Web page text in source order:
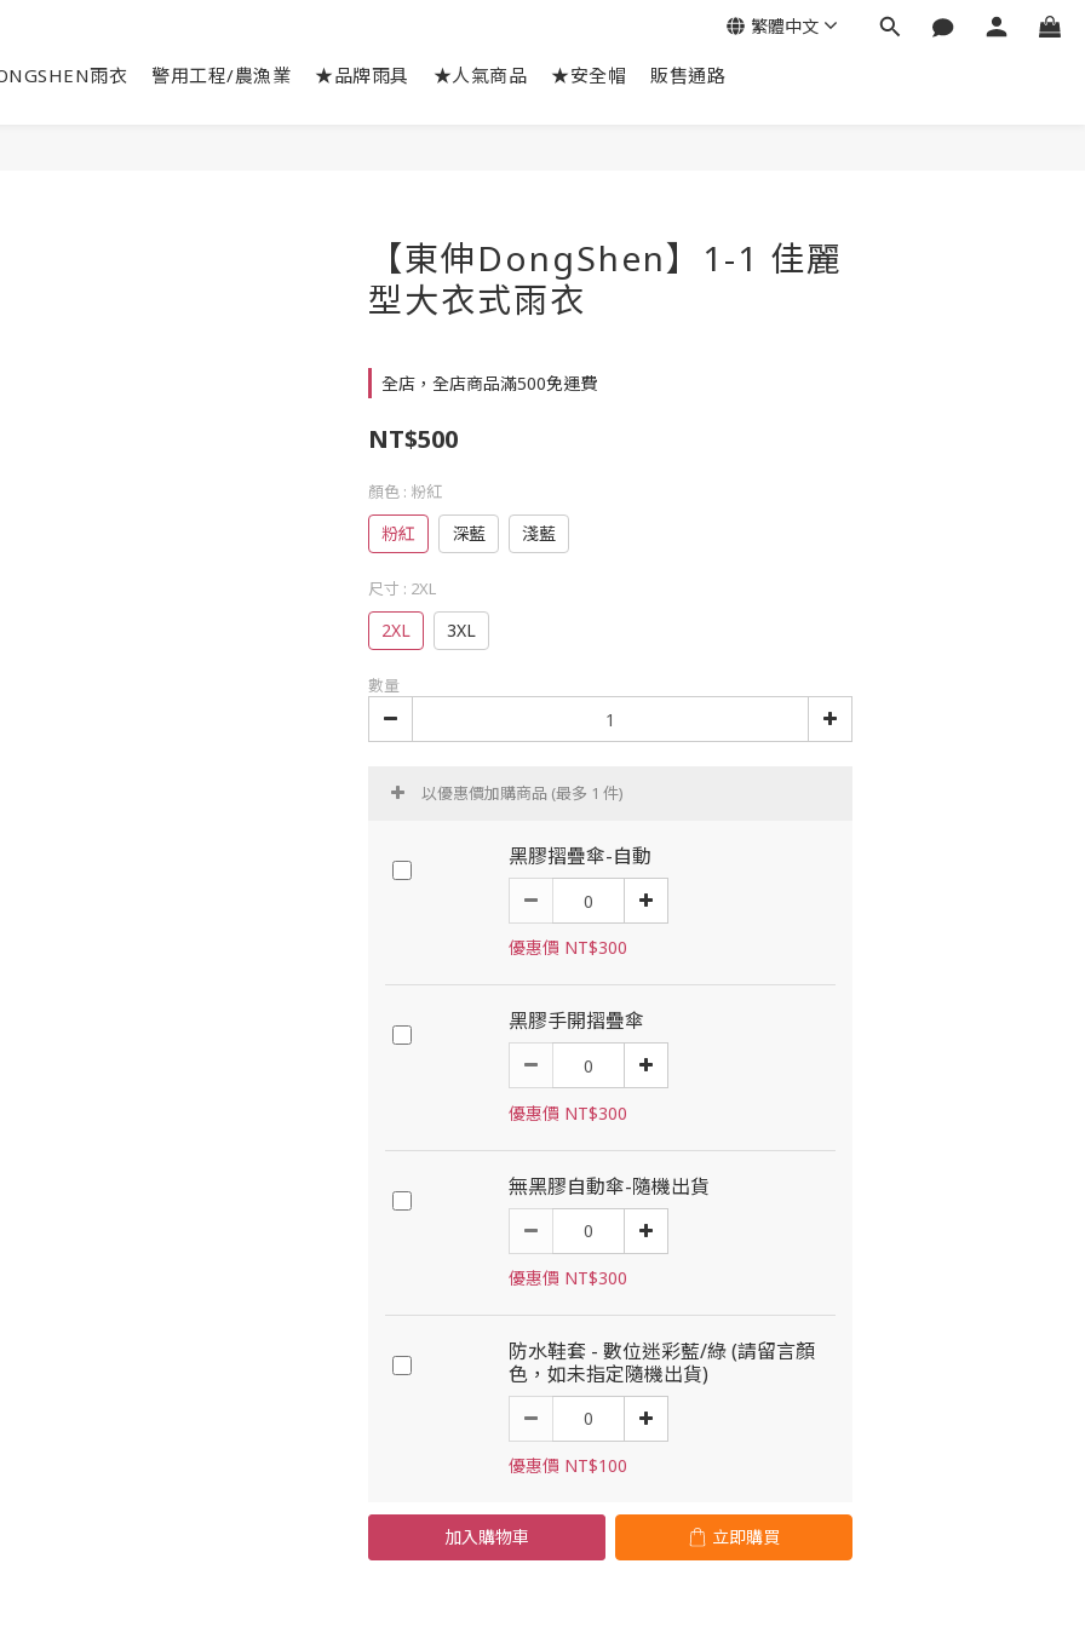
雨衣 警用工程/農漁業 ★品牌雨具 ★人氣商品 ★安全帽 販售通路
繁體中文
【東伸DongShen】1-1 佳麗
型大衣式雨衣
全店，全店商品滿500免運費
NT$500
顏色 : 粉紅
粉紅 深藍 淺藍
尺寸 : 2XL
2XL 3XL
數量
以優惠價加購商品 (最多 1 件)
黑膠摺疊傘-自動
優惠價 NT$300
黑膠手開摺疊傘
優惠價 NT$300
無黑膠自動傘-隨機出貨
優惠價 NT$300
防水鞋套 - 數位迷彩藍/綠 (請留言顏
色，如未指定隨機出貨)
優惠價 NT$100
加入購物車 立即購買